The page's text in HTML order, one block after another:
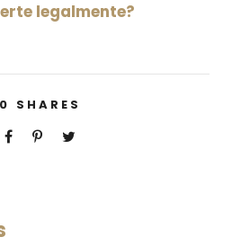
legalmente?
0 SHARES